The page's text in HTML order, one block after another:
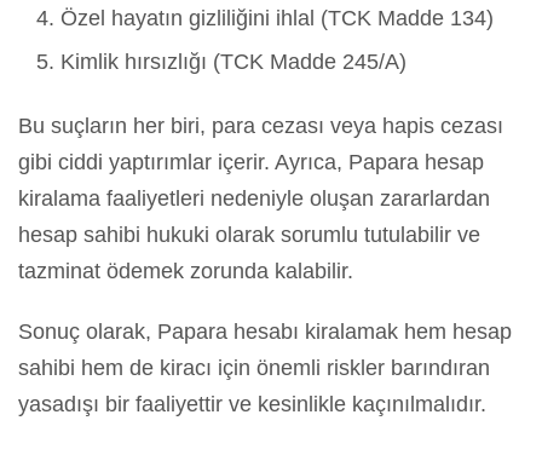
Özel hayatın gizliliğini ihlal (TCK Madde 134)
Kimlik hırsızlığı (TCK Madde 245/A)
Bu suçların her biri, para cezası veya hapis cezası
gibi ciddi yaptırımlar içerir. Ayrıca, Papara hesap
kiralama faaliyetleri nedeniyle oluşan zararlardan
hesap sahibi hukuki olarak sorumlu tutulabilir ve
tazminat ödemek zorunda kalabilir.
Sonuç olarak, Papara hesabı kiralamak hem hesap
sahibi hem de kiracı için önemli riskler barındıran
yasadışı bir faaliyettir ve kesinlikle kaçınılmalıdır.